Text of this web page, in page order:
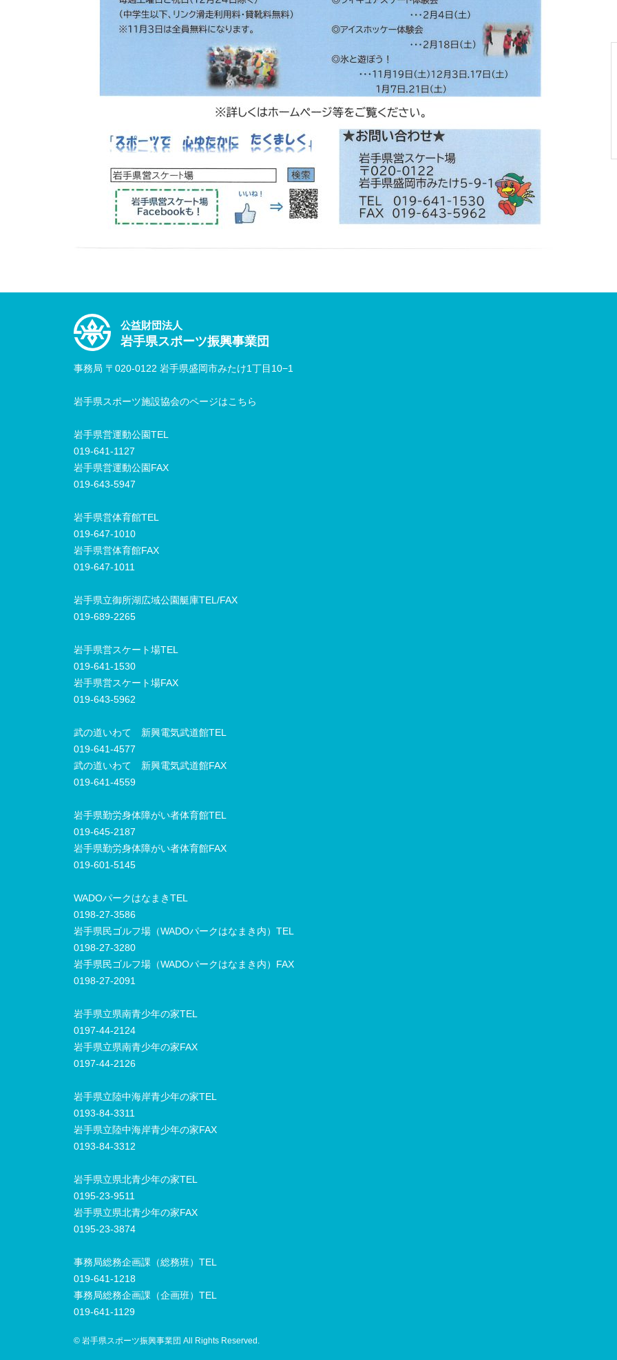
公益財団法人
岩手県スポーツ振興事業団
事務局 〒020-0122 岩手県盛岡市みたけ1丁目10−1
岩手県スポーツ施設協会のページはこちら
岩手県営運動公園TEL
019-641-1127
岩手県営運動公園FAX
019-643-5947
岩手県営体育館TEL
019-647-1010
岩手県営体育館FAX
019-647-1011
岩手県立御所湖広域公園艇庫TEL/FAX
019-689-2265
岩手県営スケート場TEL
019-641-1530
岩手県営スケート場FAX
019-643-5962
武の道いわて 新興電気武道館TEL
019-641-4577
武の道いわて 新興電気武道館FAX
019-641-4559
岩手県勤労身体障がい者体育館TEL
019-645-2187
岩手県勤労身体障がい者体育館FAX
019-601-5145
WADOパークはなまきTEL
0198-27-3586
岩手県民ゴルフ場（WADOパークはなまき内）TEL
0198-27-3280
岩手県民ゴルフ場（WADOパークはなまき内）FAX
0198-27-2091
岩手県立県南青少年の家TEL
0197-44-2124
岩手県立県南青少年の家FAX
0197-44-2126
岩手県立陸中海岸青少年の家TEL
0193-84-3311
岩手県立陸中海岸青少年の家FAX
0193-84-3312
岩手県立県北青少年の家TEL
0195-23-9511
岩手県立県北青少年の家FAX
0195-23-3874
事務局総務企画課（総務班）TEL
019-641-1218
事務局総務企画課（企画班）TEL
019-641-1129
© 岩手県スポーツ振興事業団 All Rights Reserved.